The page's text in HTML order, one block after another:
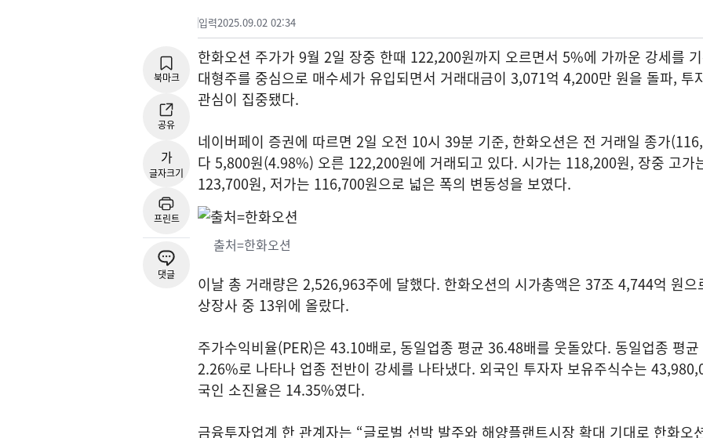
입력2025.09.02 02:34
북마크
공유
가
글자크기
프린트
댓글
한화오션 주가가 9월 2일 장중 한때 122,200원까지 오르면서 5%에 가까운 강세를
대형주를 중심으로 매수세가 유입되면서 거래대금이 3,071억 4,200만 원을 돌파, 투
관심이 집중됐다.
네이버페이 증권에 따르면 2일 오전 10시 39분 기준, 한화오션은 전 거래일 종가
다 5,800원(4.98%) 오른 122,200원에 거래되고 있다. 시가는 118,200원, 장중 고가
123,700원, 저가는 116,700원으로 넓은 폭의 변동성을 보였다.
출처=한화오션
이날 총 거래량은 2,526,963주에 달했다. 한화오션의 시가총액은 37조 4,744억 원으
상장사 중 13위에 올랐다.
주가수익비율(PER)은 43.10배로, 동일업종 평균 36.48배를 웃돌았다. 동일업종 평
2.26%로 나타나 업종 전반이 강세를 나타냈다. 외국인 투자자 보유주식수는
국인 소진율은 14.35%였다.
금융투자업계 한 관계자는 “글로벌 선박 발주와 해양플랜트시장 확대 기대로 한화오